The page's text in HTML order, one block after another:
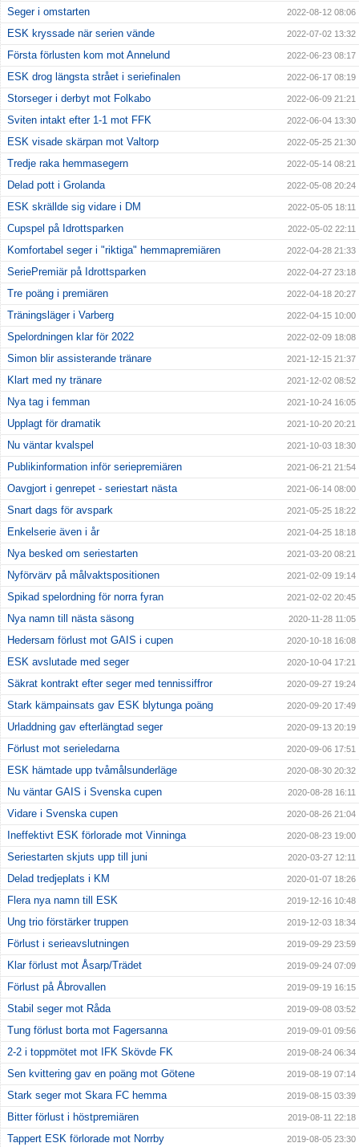
Seger i omstarten 2022-08-12 08:06
ESK kryssade när serien vände 2022-07-02 13:32
Första förlusten kom mot Annelund 2022-06-23 08:17
ESK drog längsta strået i seriefinalen 2022-06-17 08:19
Storseger i derbyt mot Folkabo 2022-06-09 21:21
Sviten intakt efter 1-1 mot FFK 2022-06-04 13:30
ESK visade skärpan mot Valtorp 2022-05-25 21:30
Tredje raka hemmasegern 2022-05-14 08:21
Delad pott i Grolanda 2022-05-08 20:24
ESK skrällde sig vidare i DM 2022-05-05 18:11
Cupspel på Idrottsparken 2022-05-02 22:11
Komfortabel seger i "riktiga" hemmapremiären 2022-04-28 21:33
SeriePremiär på Idrottsparken 2022-04-27 23:18
Tre poäng i premiären 2022-04-18 20:27
Träningsläger i Varberg 2022-04-15 10:00
Spelordningen klar för 2022 2022-02-09 18:08
Simon blir assisterande tränare 2021-12-15 21:37
Klart med ny tränare 2021-12-02 08:52
Nya tag i femman 2021-10-24 16:05
Upplagt för dramatik 2021-10-20 20:21
Nu väntar kvalspel 2021-10-03 18:30
Publikinformation inför seriepremiären 2021-06-21 21:54
Oavgjort i genrepet - seriestart nästa 2021-06-14 08:00
Snart dags för avspark 2021-05-25 18:22
Enkelserie även i år 2021-04-25 18:18
Nya besked om seriestarten 2021-03-20 08:21
Nyförvärv på målvaktspositionen 2021-02-09 19:14
Spikad spelordning för norra fyran 2021-02-02 20:45
Nya namn till nästa säsong 2020-11-28 11:05
Hedersam förlust mot GAIS i cupen 2020-10-18 16:08
ESK avslutade med seger 2020-10-04 17:21
Säkrat kontrakt efter seger med tennissiffror 2020-09-27 19:24
Stark kämpainsats gav ESK blytunga poäng 2020-09-20 17:49
Urladdning gav efterlängtad seger 2020-09-13 20:19
Förlust mot serieledarna 2020-09-06 17:51
ESK hämtade upp tvåmålsunderläge 2020-08-30 20:32
Nu väntar GAIS i Svenska cupen 2020-08-28 16:11
Vidare i Svenska cupen 2020-08-26 21:04
Ineffektivt ESK förlorade mot Vinninga 2020-08-23 19:00
Seriestarten skjuts upp till juni 2020-03-27 12:11
Delad tredjeplats i KM 2020-01-07 18:26
Flera nya namn till ESK 2019-12-16 10:48
Ung trio förstärker truppen 2019-12-03 18:34
Förlust i serieavslutningen 2019-09-29 23:59
Klar förlust mot Åsarp/Trädet 2019-09-24 07:09
Förlust på Åbrovallen 2019-09-19 16:15
Stabil seger mot Råda 2019-09-08 03:52
Tung förlust borta mot Fagersanna 2019-09-01 09:56
2-2 i toppmötet mot IFK Skövde FK 2019-08-24 06:34
Sen kvittering gav en poäng mot Götene 2019-08-19 07:14
Stark seger mot Skara FC hemma 2019-08-15 03:39
Bitter förlust i höstpremiären 2019-08-11 22:18
Tappert ESK förlorade mot Norrby 2019-08-05 23:30